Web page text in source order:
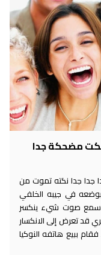
نكته تموت من الضحك 2024 نكت مضحكة جدا
جدا نكته تموت من
في جيبه الخلفي
صوت شيء ينكسر
قد تعرض إلى الانكسار
ببيع هاتفه النوكيا